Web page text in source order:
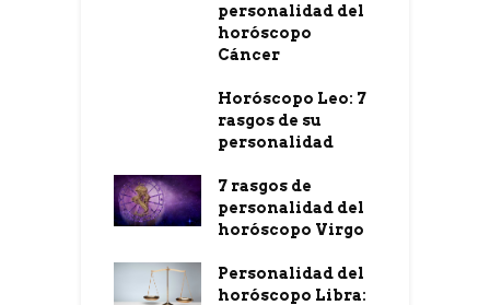
personalidad del
horóscopo
Cáncer
Horóscopo Leo: 7
rasgos de su
personalidad
7 rasgos de
personalidad del
horóscopo Virgo
Personalidad del
horóscopo Libra: